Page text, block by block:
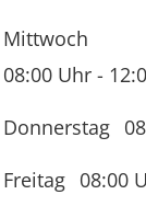
Mittwoch
08:00 Uhr -
Donnerstag
Freitag 08:00